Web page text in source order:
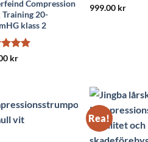
Compression
Training 20-
klass 2
kr
Betygsatt
999.00 kr
Rea!